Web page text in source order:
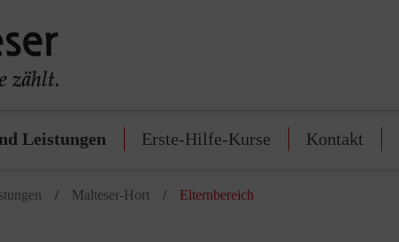
Leistungen Erste-Hilfe-Kurse Kontakt
Malteser-Hort Elternbereich